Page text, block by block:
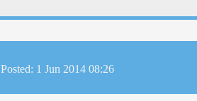
Posted: 1 Jun 2014 08:26